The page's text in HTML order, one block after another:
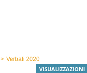
> Verbali 2020
VISUALIZZAZIONI